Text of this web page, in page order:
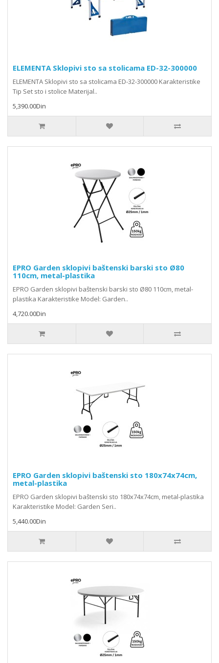
ELEMENTA Sklopivi sto sa stolicama ED-32-300000
ELEMENTA Sklopivi sto sa stolicama ED-32-300000 Karakteristike
Tip Set sto i stolice Materijal..
5,390.00Din
EPRO Garden sklopivi baštenski barski sto Ø80
110cm, metal-plastika
EPRO Garden sklopivi baštenski barski sto Ø80 110cm, metal-
plastika Karakteristike Model: Garden..
4,720.00Din
EPRO Garden sklopivi baštenski sto 180x74x74cm,
metal-plastika
EPRO Garden sklopivi baštenski sto 180x74x74cm, metal-plastika
Karakteristike Model: Garden Seri..
5,440.00Din